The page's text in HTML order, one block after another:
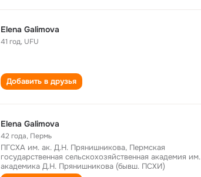
Elena Galimova
41 год, UFU
Добавить в друзья
Elena Galimova
42 года, Пермь
ПГСХА им. ак. Д.Н. Прянишникова, Пермская
государственная сельскохозяйственная академия им.
академика Д.Н. Прянишникова (бывш. ПСХИ)